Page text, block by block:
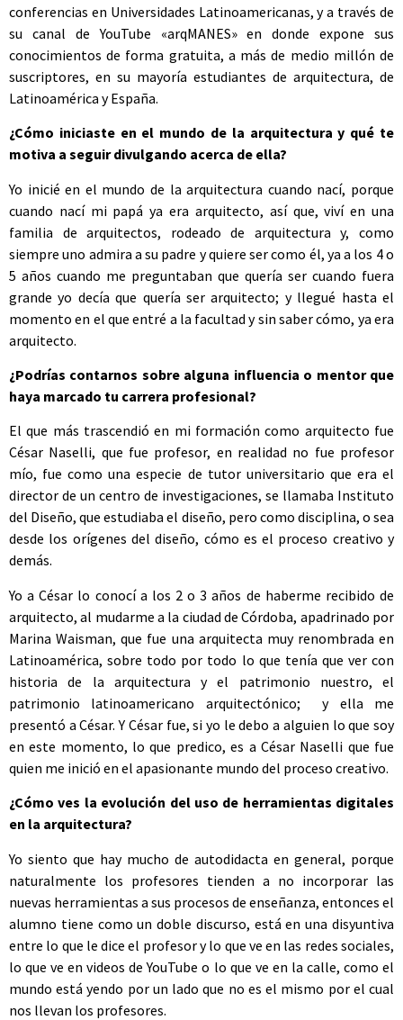
conferencias en Universidades Latinoamericanas, y a través de
su canal de YouTube «arqMANES» en donde expone sus
conocimientos de forma gratuita, a más de medio millón de
suscriptores, en su mayoría estudiantes de arquitectura, de
Latinoamérica y España.
¿Cómo iniciaste en el mundo de la arquitectura y qué te
motiva a seguir divulgando acerca de ella?
Yo inicié en el mundo de la arquitectura cuando nací, porque
cuando nací mi papá ya era arquitecto, así que, viví en una
familia de arquitectos, rodeado de arquitectura y, como
siempre uno admira a su padre y quiere ser como él, ya a los 4 o
5 años cuando me preguntaban que quería ser cuando fuera
grande yo decía que quería ser arquitecto; y llegué hasta el
momento en el que entré a la facultad y sin saber cómo, ya era
arquitecto.
¿Podrías contarnos sobre alguna influencia o mentor que
haya marcado tu carrera profesional?
El que más trascendió en mi formación como arquitecto fue
César Naselli, que fue profesor, en realidad no fue profesor
mío, fue como una especie de tutor universitario que era el
director de un centro de investigaciones, se llamaba Instituto
del Diseño, que estudiaba el diseño, pero como disciplina, o sea
desde los orígenes del diseño, cómo es el proceso creativo y
demás.
Yo a César lo conocí a los 2 o 3 años de haberme recibido de
arquitecto, al mudarme a la ciudad de Córdoba, apadrinado por
Marina Waisman, que fue una arquitecta muy renombrada en
Latinoamérica, sobre todo por todo lo que tenía que ver con
historia de la arquitectura y el patrimonio nuestro, el
patrimonio latinoamericano arquitectónico; y ella me
presentó a César. Y César fue, si yo le debo a alguien lo que soy
en este momento, lo que predico, es a César Naselli que fue
quien me inició en el apasionante mundo del proceso creativo.
¿Cómo ves la evolución del uso de herramientas digitales
en la arquitectura?
Yo siento que hay mucho de autodidacta en general, porque
naturalmente los profesores tienden a no incorporar las
nuevas herramientas a sus procesos de enseñanza, entonces el
alumno tiene como un doble discurso, está en una disyuntiva
entre lo que le dice el profesor y lo que ve en las redes sociales,
lo que ve en videos de YouTube o lo que ve en la calle, como el
mundo está yendo por un lado que no es el mismo por el cual
nos llevan los profesores.